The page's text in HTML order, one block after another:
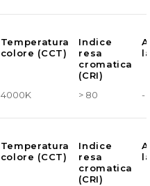
Temperatura
colore (CCT)
Indice
resa
cromatica
(CRI)
4000K > 80 -
Temperatura
colore (CCT)
Indice
resa
cromatica
(CRI)